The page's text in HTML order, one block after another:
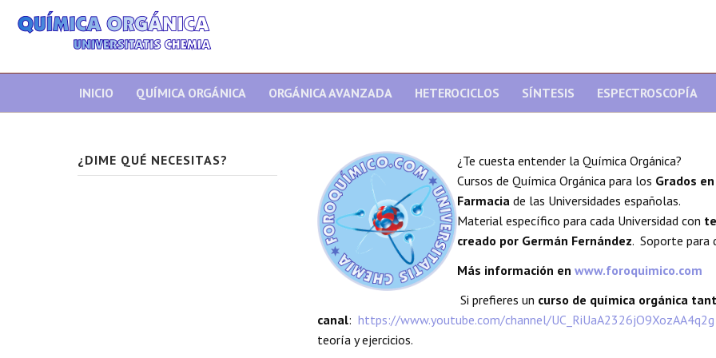
INICIO QUÍMICA ORGÁNICA ORGÁNICA AVANZADA HETEROCICLOS SÍNTESIS ESPECTROSCOPÍA
¿Te cuesta entender la Química Orgánica?
Cursos de Química Orgánica para los Grados
Farmacia de las Universidades españolas.
Material específico para cada Universidad con
creado por Germán Fernández. Soporte para
Más información en www.foroquimico.com
Si prefieres un curso de química orgánica
canal: https://www.youtube.com/channel/UC_RiUaA2326jO9XozAA4q2g
teoría y ejercicios.
¿DIME QUÉ NECESITAS?